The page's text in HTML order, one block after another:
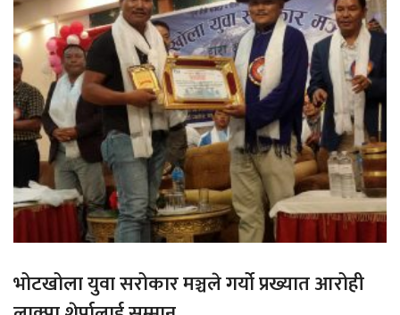
भोटखोला युवा सरोकार मञ्चले गर्यो प्रख्यात आरोही